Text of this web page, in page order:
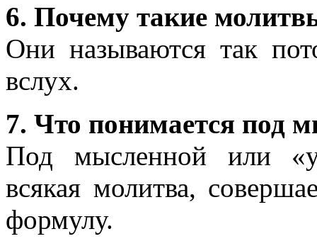
6. Почему такие
Они называются так
вслух.
7. Что понимается под
Под мысленной или
всякая молитва,
формулу.